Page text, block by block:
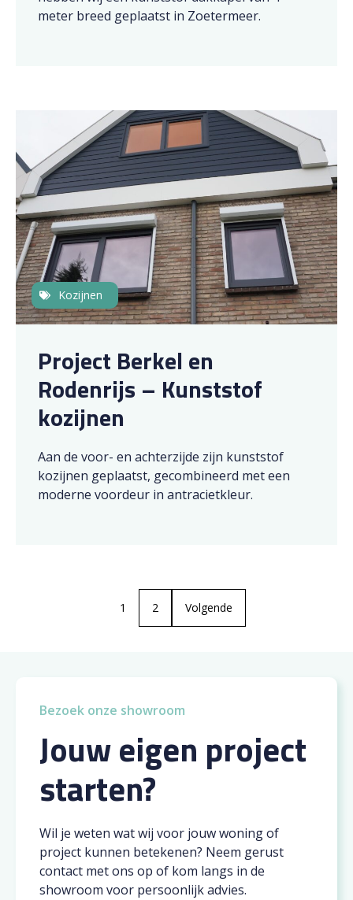
meter breed geplaatst in Zoetermeer.
Kozijnen
Project Berkel en
Rodenrijs – Kunststof
kozijnen
Aan de voor- en achterzijde zijn kunststof
kozijnen geplaatst, gecombineerd met een
moderne voordeur in antracietkleur.
1 2 Volgende
Bezoek onze showroom
Jouw eigen project
starten?
Wil je weten wat wij voor jouw woning of
project kunnen betekenen? Neem gerust
contact met ons op of kom langs in de
showroom voor persoonlijk advies.